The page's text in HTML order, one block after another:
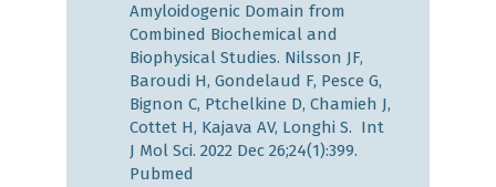
Amyloidogenic Domain from
Combined Biochemical and
Biophysical Studies. Nilsson JF,
Baroudi H, Gondelaud F, Pesce G,
Bignon C, Ptchelkine D, Chamieh J,
Cottet H, Kajava AV, Longhi S. Int
J Mol Sci. 2022 Dec 26;24(1):399.
Pubmed